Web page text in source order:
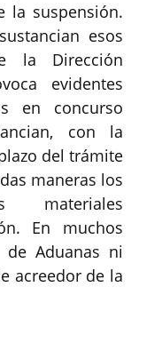
la suspensión.
esos
la Dirección
evidentes
en concurso
con la
del trámite
maneras los
materiales
En muchos
de Aduanas ni
acreedor de la